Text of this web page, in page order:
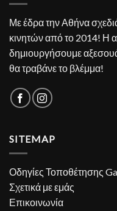
Με έδρα την Αθήνα
κινητών από το 2014! Η
δημιουργήσουμε
θα τραβάνε το βλέμμα!
SITEMAP
Οδηγίες Τοποθέτησης
Σχετικά με εμάς
Επικοινωνία